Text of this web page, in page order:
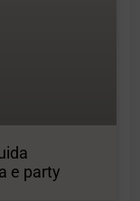
e party